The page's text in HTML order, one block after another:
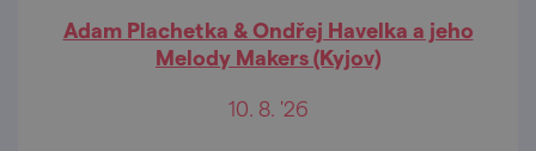
Adam Plachetka & Ondřej Havelka a jeho
Melody Makers (Kyjov)
10. 8. '26